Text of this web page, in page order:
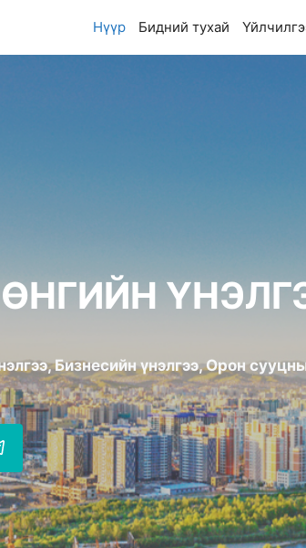
Нүүр Бидний тухай
Бизнесийн үнэлгээ, Орон